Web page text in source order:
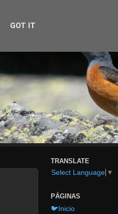
TRANSLATE
Select Language ▼
PÁGINAS
🐦Inicio
GOT IT